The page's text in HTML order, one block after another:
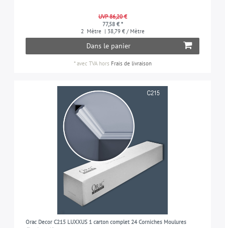
UVP 86,20 €
77,58 € *
2 Mètre | 38,79 € / Mètre
Dans le panier
*avec TVAhors Frais de livraison
Orac Decor C215 LUXXUS 1 carton complet 24 Corniches Moulures